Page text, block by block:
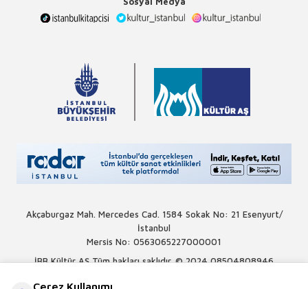
Akçaburgaz Mah. Mercedes Cad. 1584 Sokak No: 21 Esenyurt/
İstanbul
Mersis No: 0563065227000001
İBB Kültür AŞ Tüm hakları saklıdır. © 2024 08504808946
Çerez Kullanımı